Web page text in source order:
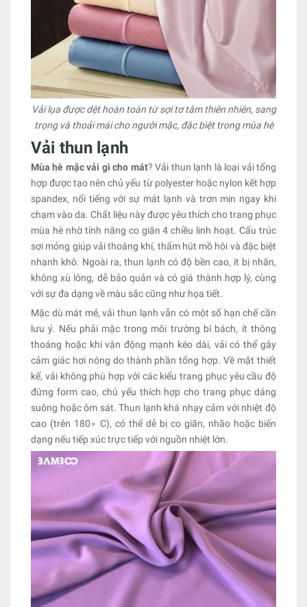
Vải lụa được dệt hoàn toàn từ sợi tơ tằm thiên nhiên, sang
trọng và thoải mái cho người mặc, đặc biệt trong mùa hè
Vải thun lạnh
Mùa hè mặc vải gì cho mát? Vải thun lạnh là loại vải tổng
hợp được tạo nên chủ yếu từ polyester hoặc nylon kết hợp
spandex, nổi tiếng với sự mát lạnh và trơn mịn ngay khi
chạm vào da. Chất liệu này được yêu thích cho trang phục
mùa hè nhờ tính năng co giãn 4 chiều linh hoạt. Cấu trúc
sợi mỏng giúp vải thoáng khí, thấm hút mồ hôi và đặc biệt
nhanh khô. Ngoài ra, thun lạnh có độ bền cao, ít bị nhăn,
không xù lông, dễ bảo quản và có giá thành hợp lý, cùng
với sự đa dạng về màu sắc cũng như họa tiết.
Mặc dù mát mẻ, vải thun lạnh vẫn có một số hạn chế cần
lưu ý. Nếu phải mặc trong môi trường bí bách, ít thông
thoáng hoặc khi vận động mạnh kéo dài, vải có thể gây
cảm giác hơi nóng do thành phần tổng hợp. Về mặt thiết
kế, vải không phù hợp với các kiểu trang phục yêu cầu độ
đứng form cao, chủ yếu thích hợp cho trang phục dáng
suông hoặc ôm sát. Thun lạnh khá nhạy cảm với nhiệt độ
cao (trên 180∘ C), có thể dễ bị co giãn, nhão hoặc biến
dạng nếu tiếp xúc trực tiếp với nguồn nhiệt lớn.